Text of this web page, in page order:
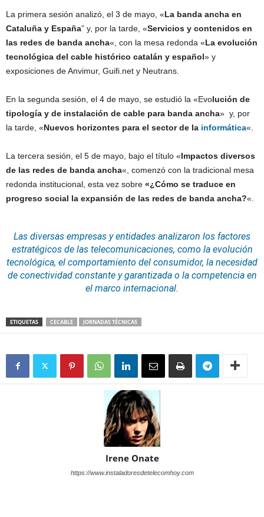
La primera sesión analizó, el 3 de mayo, «La banda ancha en
Cataluña y España” y, por la tarde, «Servicios y contenidos en
las redes de banda ancha«, con la mesa redonda «La evolución
tecnológica del cable histórico catalán y español» y
exposiciones de Anvimur, Guifi.net y Neutrans.
En la segunda sesión, el 4 de mayo, se estudió la «Evolución de
tipología y de instalación de cable para banda ancha» y, por
la tarde, «Nuevos horizontes para el sector de la informática«.
La tercera sesión, el 5 de mayo, bajo el título «Impactos diversos
de las redes de banda ancha«, comenzó con la tradicional mesa
redonda institucional, esta vez sobre «¿Cómo se traduce en
progreso social la expansión de las redes de banda ancha?«.
Las diversas empresas y entidades analizaron los factores
estratégicos de las telecomunicaciones, como la evolución
tecnológica, el comportamiento del consumidor, la necesidad
de conectividad constante y garantizada o la competencia en
el marco internacional.
ETIQUETAS CECABLE JORNADAS TÉCNICAS
Irene Onate
https://www.instaladoresdetelecomhoy.com